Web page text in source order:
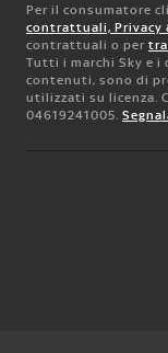
Per il consumatore
contrattuali, Privacy
contrattuali o per
Tutti i marchi Sky e
contenuti, sono di
utilizzati su licenza.
04619241005.